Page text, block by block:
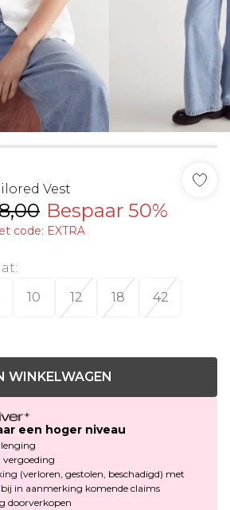
Vest
Bespaar 50%
code: EXTRA
:
10 12 18 42
WINKELWAGEN
een hoger niveau
(verloren, gestolen, beschadigd) met
in aanmerking komende claims
doorverkopen